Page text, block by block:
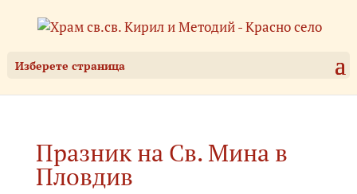
Изберете страница
Празник на Св. Мина в
Пловдив